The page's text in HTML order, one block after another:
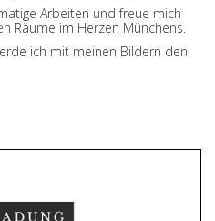
Arbeiten und freue mich
Räume im Herzen Münchens.
ich mit meinen Bildern den